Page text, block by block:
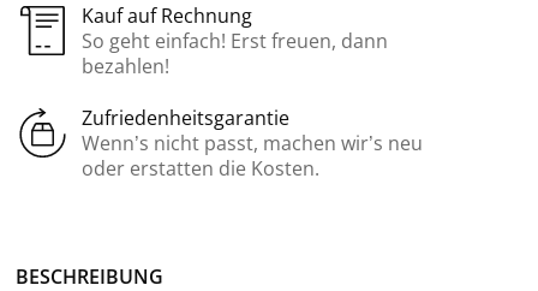
Kauf auf Rechnung
So geht einfach! Erst freuen, dann
bezahlen!
Zufriedenheitsgarantie
Wenn’s nicht passt, machen wir’s neu
oder erstatten die Kosten.
BE­SCHREI­BUNG